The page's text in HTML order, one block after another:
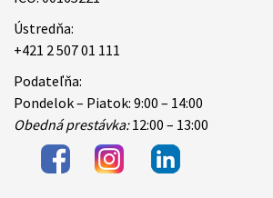
Ústredňa:
+421 2 507 01 111
Podateľňa:
Pondelok – Piatok: 9:00 – 14:00
Obedná prestávka:12:00 – 13:00